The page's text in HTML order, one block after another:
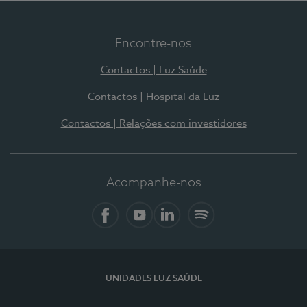
Encontre-nos
Contactos | Luz Saúde
Contactos | Hospital da Luz
Contactos | Relações com investidores
Acompanhe-nos
UNIDADES LUZ SAÚDE